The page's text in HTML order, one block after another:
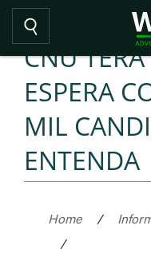
CNU
ESPERA
MIL
ENTENDA
Home /
/